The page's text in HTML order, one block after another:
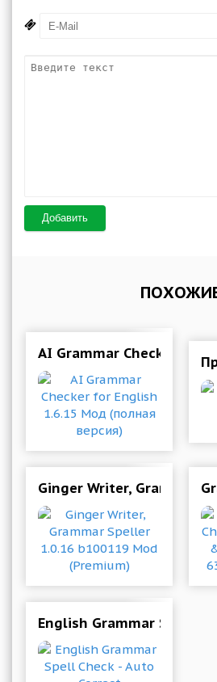
Добавить
AI Grammar Checker for
Ginger Writer, Grammar
English Grammar Spell